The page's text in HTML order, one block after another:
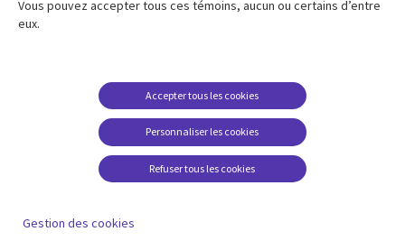
Links
Blog
conditions juridiques
FAQ Carrières
Centre de gestion des
témoins
Vous pouvez accepter tous ces témoins, aucun ou certains d’entre
eux.
Personnaliser les cookies
Accepter tous les cookies
Refuser tous les cookies
Gestion des cookies